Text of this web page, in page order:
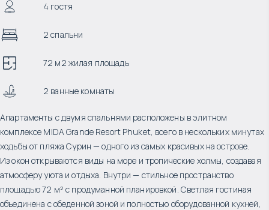
4 гостя
2 спальни
72 м2 жилая площадь
2 ванные комнаты
Апартаменты с двумя спальнями расположены в элитном
комплексе MIDA Grande Resort Phuket, всего в нескольких минутах
ходьбы от пляжа Сурин — одного из самых красивых на острове.
Из окон открываются виды на море и тропические холмы, создавая
атмосферу уюта и отдыха. Внутри — стильное пространство
площадью 72 м² с продуманной планировкой. Светлая гостиная
объединена с обеденной зоной и полностью оборудованной кухней,